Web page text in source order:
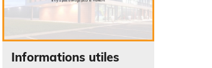
Informations utiles